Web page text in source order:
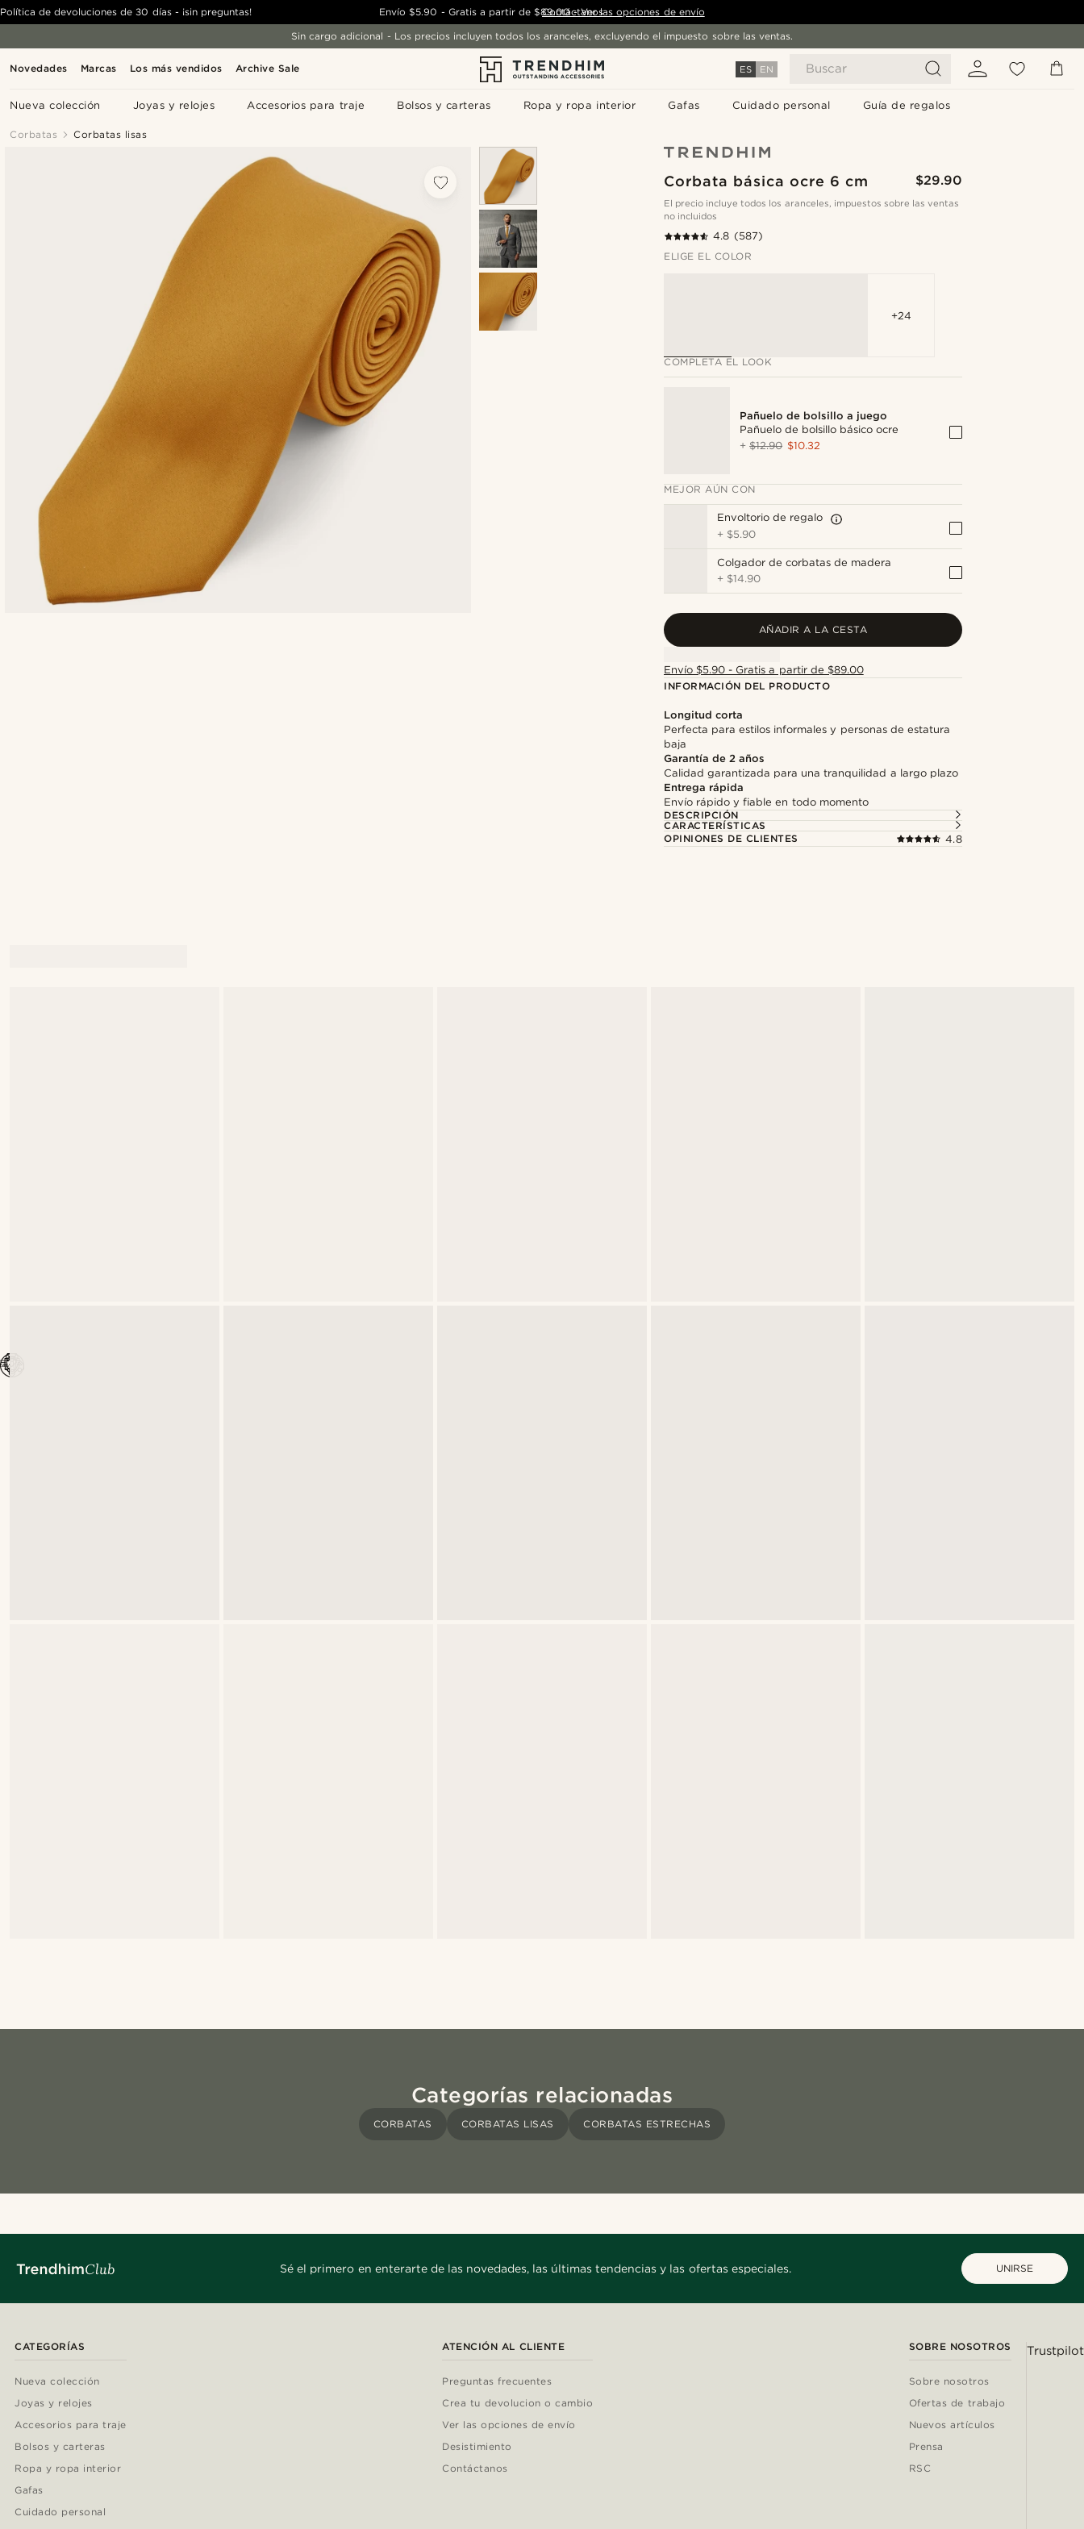
Novedades Marcas Los más vendidos Archive Sale ES EN Buscar
Nueva colección Joyas y relojes Accesorios para traje Bolsos y carteras Ropa y ropa interior Gafas Cuidado personal Guía de regalos
Política de devoluciones de 30 días - ¡sin preguntas! Envío $5.90 - Gratis a partir de $89.00 - Ver las opciones de envío
Contáctanos
Sin cargo adicional - Los precios incluyen todos los aranceles, excluyendo el impuesto sobre las ventas.
Corbatas Corbatas lisas
Corbata básica ocre 6 cm $29.90
El precio incluye todos los aranceles, impuestos sobre las ventas
no incluidos
4.8 (587)
ELIGE EL COLOR
+24
COMPLETA EL LOOK
Pañuelo de bolsillo a juego
Pañuelo de bolsillo básico ocre
+$12.90 $10.32
MEJOR AÚN CON
Envoltorio de regalo
+ $5.90
Colgador de corbatas de madera
+ $14.90
AÑADIR A LA CESTA
Envío $5.90 - Gratis a partir de $89.00
INFORMACIÓN DEL PRODUCTO
Longitud corta
Perfecta para estilos informales y personas de estatura
baja
Garantía de 2 años
Calidad garantizada para una tranquilidad a largo plazo
Entrega rápida
Envío rápido y fiable en todo momento
DESCRIPCIÓN
CARACTERÍSTICAS
OPINIONES DE CLIENTES
4.8
Categorías relacionadas
CORBATAS CORBATAS LISAS CORBATAS ESTRECHAS
Sé el primero en enterarte de las novedades, las últimas tendencias y las ofertas especiales. UNIRSE
CATEGORÍAS
Nueva colección
Joyas y relojes
Accesorios para traje
Bolsos y carteras
Ropa y ropa interior
Gafas
Cuidado personal
ATENCIÓN AL CLIENTE
Preguntas frecuentes
Crea tu devolucion o cambio
Ver las opciones de envío
Desistimiento
Contáctanos
SOBRE NOSOTROS
Sobre nosotros
Ofertas de trabajo
Nuevos artículos
Prensa
RSC
Trustpilot